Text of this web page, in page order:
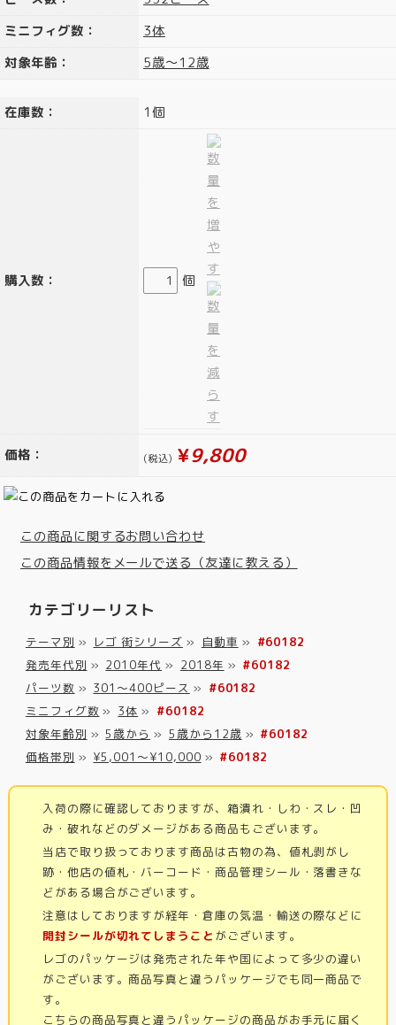
ミニフィグ数：
3体
対象年齢：
5歳～12歳
在庫数： 1個
購入数： 個
価格： (税込) ¥9,800
この商品に関するお問い合わせ
この商品情報をメールで送る（友達に教える）
カテゴリーリスト
テーマ別 » レゴ 街シリーズ » 自動車 » #60182
発売年代別 » 2010年代 » 2018年 » #60182
パーツ数 » 301～400ピース » #60182
ミニフィグ数 » 3体 » #60182
対象年齢別 » 5歳から » 5歳から12歳 » #60182
価格帯別 » ¥5,001～¥10,000 » #60182
入荷の際に確認しておりますが、箱潰れ・しわ・スレ・凹
み・破れなどのダメージがある商品もございます。
当店で取り扱っております商品は古物の為、値札剥がし
跡・他店の値札・バーコード・商品管理シール・落書きな
どがある場合がございます。
注意はしておりますが経年・倉庫の気温・輸送の際などに
開封シールが切れてしまうこと がございます。
レゴのパッケージは発売された年や国によって多少の違い
がございます。商品写真と違うパッケージでも同一商品で
す。
こちらの商品写真と違うパッケージの商品がお手元に届く